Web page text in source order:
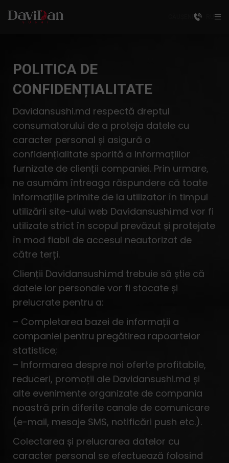
POLITICA DE
CONFIDENȚIALITATE
Davidansushi.md respectă dreptul
consumatorului de a proteja datele cu
caracter personal și asigură o
confidențialitate sporită a informațiilor
furnizate de clienții companiei. Prin urmare,
ne asumăm întreaga răspundere că toate
informațiile primite de la utilizator în timpul
utilizării site-ului web Davidansushi.md vor fi
utilizate strict în scopul prevăzut și protejate
în mod fiabil de accesul neautorizat de
către terți.
Clienții Davidansushi.md trebuie să știe că
datele lor personale vor fi stocate și
prelucrate pentru a:
– Completarea bazei de informații a
companiei pentru pregătirea rapoartelor
statistice;
– Informarea despre noi oferte profitabile,
reduceri, promoții ale Davidansushi.md și
alte evenimente organizate de compania
noastră prin diferite canale de comunicare
(e-mail, mesaje SMS, notificări push etc.).
Colectarea și prelucrarea datelor cu
caracter personal se efectuează folosind